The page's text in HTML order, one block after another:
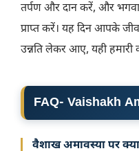
तर्पण और दान करें, और
प्राप्त करें। यह दिन आपके
उन्नति लेकर आए, यही हमारी
FAQ- Vaishakh
वैशाख अमावस्या पर